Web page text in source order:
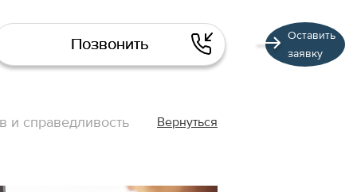
Позвонить
Оставить
заявку
и справедливость Вернуться